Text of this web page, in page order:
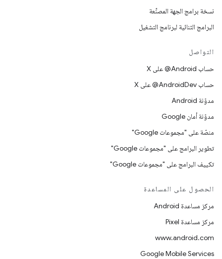
نسخة برامج الجهة المصنِّعة
البرامج الثنائية لبرنامج التشغيل
التواصل
حساب ‎@Android على X
حساب ‎@AndroidDev على X
مدوّنة Android
مدوّنة أمان Google
منصّة على "مجموعات Google"
تطوير البرامج على "مجموعات Google"
تكييف البرامج على "مجموعات Google"
الحصول على المساعدة
مركز مساعدة Android
مركز مساعدة Pixel
www.android.com
Google Mobile Services